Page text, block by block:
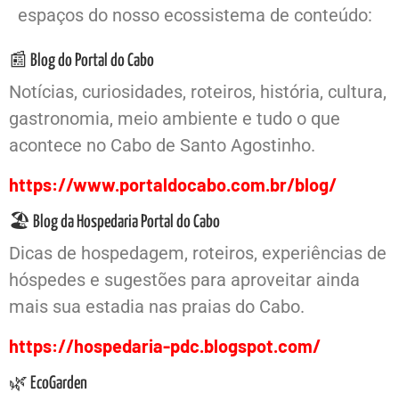
espaços do nosso ecossistema de conteúdo:
📰 Blog do Portal do Cabo
Notícias, curiosidades, roteiros, história, cultura,
gastronomia, meio ambiente e tudo o que
acontece no Cabo de Santo Agostinho.
https://www.portaldocabo.com.br/blog/
🏖️ Blog da Hospedaria Portal do Cabo
Dicas de hospedagem, roteiros, experiências de
hóspedes e sugestões para aproveitar ainda
mais sua estadia nas praias do Cabo.
https://hospedaria-pdc.blogspot.com/
🌿 EcoGarden